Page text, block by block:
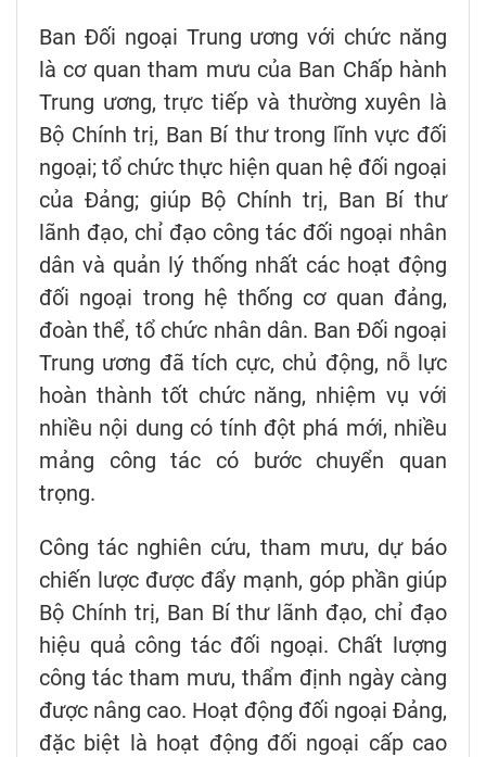
Ban Đối ngoại Trung ương với chức năng
là cơ quan tham mưu của Ban Chấp hành
Trung ương, trực tiếp và thường xuyên là
Bộ Chính trị, Ban Bí thư trong lĩnh vực đối
ngoại; tổ chức thực hiện quan hệ đối ngoại
của Đảng; giúp Bộ Chính trị, Ban Bí thư
lãnh đạo, chỉ đạo công tác đối ngoại nhân
dân và quản lý thống nhất các hoạt động
đối ngoại trong hệ thống cơ quan đảng,
đoàn thể, tổ chức nhân dân. Ban Đối ngoại
Trung ương đã tích cực, chủ động, nỗ lực
hoàn thành tốt chức năng, nhiệm vụ với
nhiều nội dung có tính đột phá mới, nhiều
mảng công tác có bước chuyển quan
trọng.
Công tác nghiên cứu, tham mưu, dự báo
chiến lược được đẩy mạnh, góp phần giúp
Bộ Chính trị, Ban Bí thư lãnh đạo, chỉ đạo
hiệu quả công tác đối ngoại. Chất lượng
công tác tham mưu, thẩm định ngày càng
được nâng cao. Hoạt động đối ngoại Đảng,
đặc biệt là hoạt động đối ngoại cấp cao